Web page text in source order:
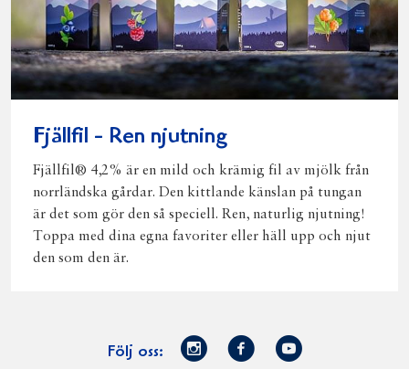
Fjällfil - Ren njutning
Fjällfil® 4,2% är en mild och krämig fil av mjölk från
norrländska gårdar. Den kittlande känslan på tungan
är det som gör den så speciell. Ren, naturlig njutning!
Toppa med dina egna favoriter eller häll upp och njut
den som den är.
Följ oss:
Norrmejerier
Facebook
Youtube